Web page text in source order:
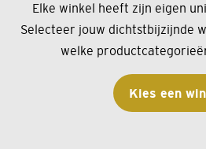
Elke winkel heeft zijn eigen
Selecteer jouw dichtstbijzijnde
welke
Kies een